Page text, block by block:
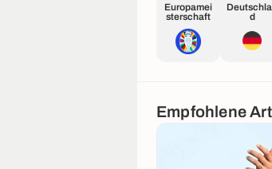
Europamei
sterschaft
d
Empfohlene